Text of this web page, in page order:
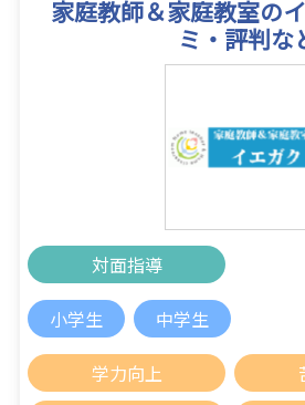
家庭教師＆家庭教室の
ミ・評判な
対面指導
小学生 中学生
学力向上